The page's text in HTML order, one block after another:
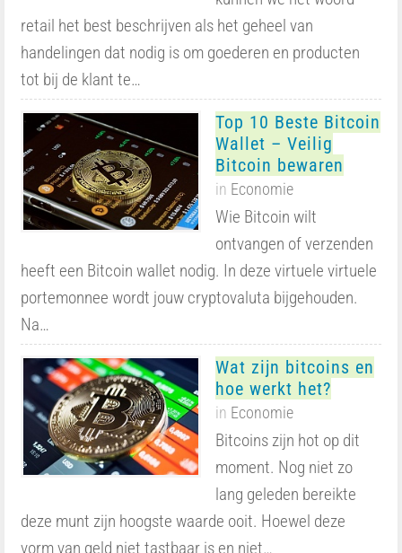
retail het best beschrijven als het geheel van
handelingen dat nodig is om goederen en producten
tot bij de klant te…
Top 10 Beste Bitcoin
Wallet – Veilig
Bitcoin bewaren
in Economie
Wie Bitcoin wilt
ontvangen of verzenden
heeft een Bitcoin wallet nodig. In deze virtuele virtuele
portemonnee wordt jouw cryptovaluta bijgehouden.
Na…
Wat zijn bitcoins en
hoe werkt het?
in Economie
Bitcoins zijn hot op dit
moment. Nog niet zo
lang geleden bereikte
deze munt zijn hoogste waarde ooit. Hoewel deze
vorm van geld niet tastbaar is en niet…